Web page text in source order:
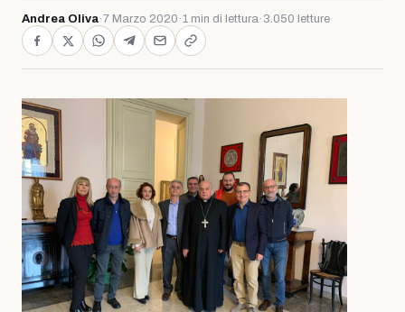
Andrea Oliva·7 Marzo 2020 ·1 min di lettura· 3.050 letture